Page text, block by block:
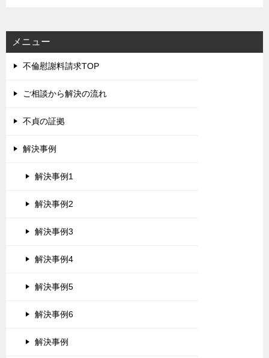
メニュー
不倫慰謝料請求TOP
ご相談から解決の流れ
不貞の証拠
解決事例
解決事例1
解決事例2
解決事例3
解決事例4
解決事例5
解決事例6
解決事例